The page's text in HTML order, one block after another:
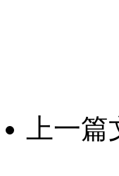
上一篇